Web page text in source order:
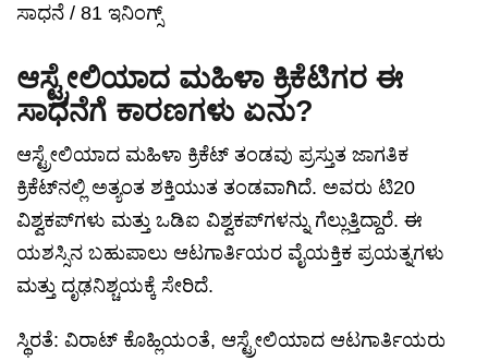
ಸಾಧನೆ / 81 ಇನಿಂಗ್ಸ್
ಆಸ್ಟ್ರೇಲಿಯಾದ ಮಹಿಳಾ ಕ್ರಿಕೆಟಿಗರ ಈ
ಸಾಧನೆಗೆ ಕಾರಣಗಳು ಏನು?
ಆಸ್ಟ್ರೇಲಿಯಾದ ಮಹಿಳಾ ಕ್ರಿಕೆಟ್ ತಂಡವು ಪ್ರಸ್ತುತ ಜಾಗತಿಕ
ಕ್ರಿಕೆಟ್‌ನಲ್ಲಿ ಅತ್ಯಂತ ಶಕ್ತಿಯುತ ತಂಡವಾಗಿದೆ. ಅವರು ಟಿ20
ವಿಶ್ವಕಪ್‌ಗಳು ಮತ್ತು ಒಡಿಐ ವಿಶ್ವಕಪ್‌ಗಳನ್ನು ಗೆಲ್ಲುತ್ತಿದ್ದಾರೆ. ಈ
ಯಶಸ್ಸಿನ ಬಹುಪಾಲು ಆಟಗಾರ್ತಿಯರ ವೈಯಕ್ತಿಕ ಪ್ರಯತ್ನಗಳು
ಮತ್ತು ದೃಢನಿಶ್ಚಯಕ್ಕೆ ಸೇರಿದೆ.
ಸ್ಥಿರತೆ: ವಿರಾಟ್ ಕೊಹ್ಲಿಯಂತೆ, ಆಸ್ಟ್ರೇಲಿಯಾದ ಆಟಗಾರ್ತಿಯರು